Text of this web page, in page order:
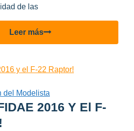
de las
Leer másK4
presenta
nuevos
“Colores
de
Malvinas”
del Modelista
2016 Y El F-